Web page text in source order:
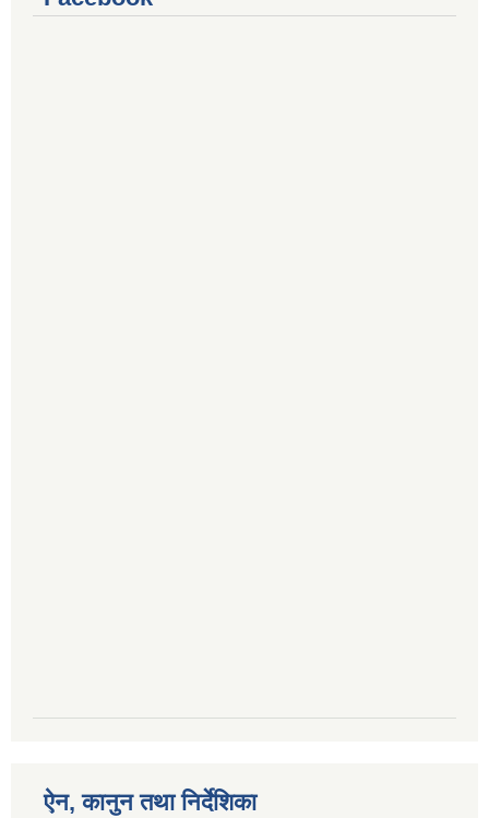
ऐन, कानुन तथा निर्देशिका